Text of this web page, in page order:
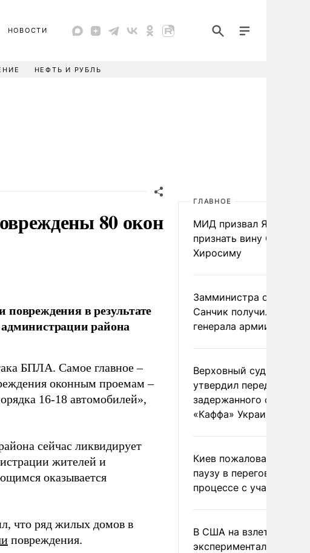
НОВОСТИ
НЕФТЬ И РУБЛЬ
80 окон
в результате
района
БПЛА. Самое главное –
оконным проемам –
16-18 автомобилей»,
сейчас ликвидирует
жителей и
оказывается
что ряд жилых домов в
повреждения.
ГЛАВНОЕ
МИД призвал Японию
признать вину США за
Хиросиму
Замминистра обороны
Санчик получил звание
генерала армии
Верховный суд Швеции
утвердил передачу
задержанного
«Каффа» Украине
Киев пожаловался на
паузу в переговорном
процессе с участием
В США на взлете
экспериментальный